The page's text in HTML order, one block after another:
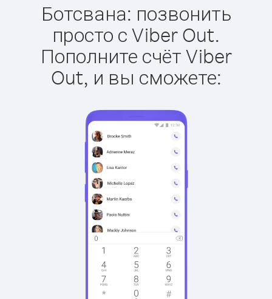
Ботсвана: позвонить
просто с Viber Out.
Пополните счёт Viber
Out, и вы сможете: